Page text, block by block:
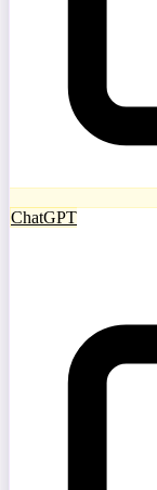
ChatGPT